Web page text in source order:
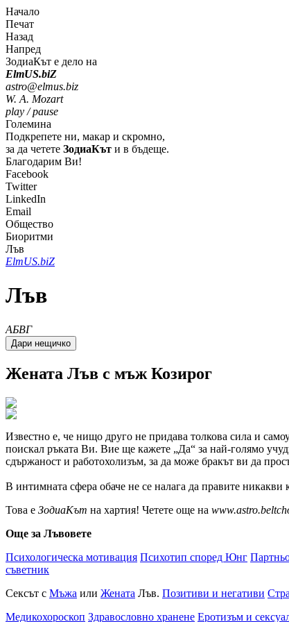
Начало
Печат
Назад
Напред
ЗодиаКът е дело на
ElmUS.biZ
astro@elmus.biz
W. A. Mozart
play / pause
Големина
Подкрепете ни, макар и скромно,
за да четете ЗодиаКът и в бъдеще.
Благодарим Ви!
Facebook
Twitter
LinkedIn
Email
Общество
Биоритми
Лъв
ElmUS.biZ
Лъв
AБВГ
Жената Лъв с мъж Козирог
Известно е, че нищо друго не придава толкова сила и
поискал ръката Ви. Вие ще кажете
Да
за най-голямо
сдържаност и работохолизъм, за да може бракът ви да
В интимната сфера обаче не се налага да правите
Това е ЗодиаКът на хартия! Четете още на
Още за Лъвовете
Психологическа мотивация Психотип според Юнг
съветник
Сексът с Мъжа или Жената Лъв. Позитиви и негативи
Медикохороскоп Здравословно хранене Еротизъм и